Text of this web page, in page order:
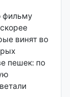
фильму
винят во
пешек: по